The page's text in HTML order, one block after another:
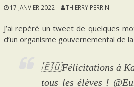
17 JANVIER 2022 THIERRY PERRIN
J’ai repéré un tweet de quelques
d’un organisme gouvernemental de
🇪🇺Félicitations à
tous les élèves !